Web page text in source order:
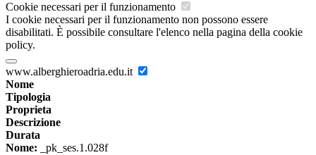
Cookie necessari per il funzionamento
I cookie necessari per il funzionamento non possono essere
disabilitati. È possibile consultare l'elenco nella pagina della cookie
policy.
www.alberghieroadria.edu.it
Nome
Tipologia
Proprieta
Descrizione
Durata
Nome: _pk_ses.1.028f